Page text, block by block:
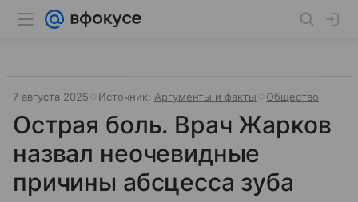
7 августа 2025 Источник: Аргументы и факты Общество
Острая боль. Врач Жарков
назвал неочевидные
причины абсцесса зуба